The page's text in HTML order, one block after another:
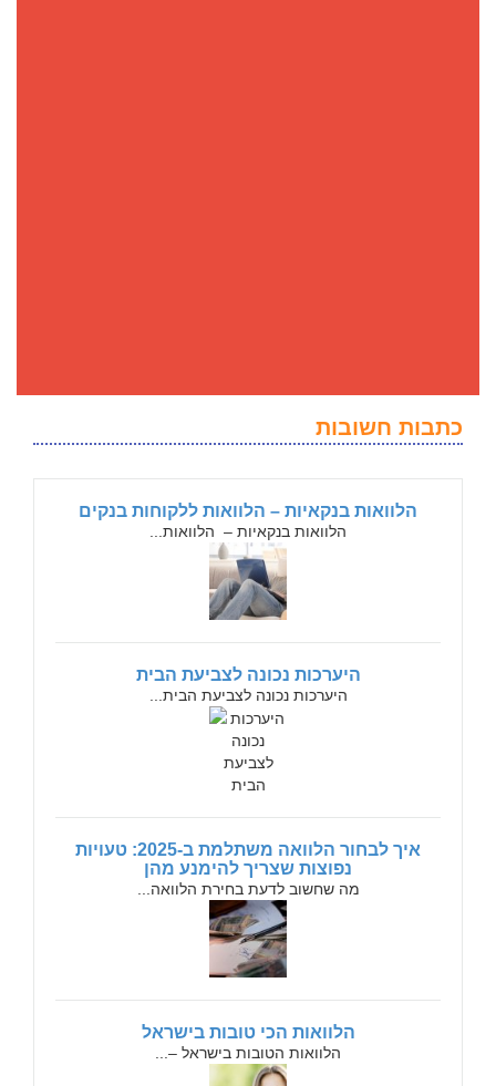
כתבות חשובות
הלוואות בנקאיות – הלוואות ללקוחות בנקים
הלוואות בנקאיות – הלוואות...
היערכות נכונה לצביעת הבית
היערכות נכונה לצביעת הבית...
איך לבחור הלוואה משתלמת ב-2025: טעויות
נפוצות שצריך להימנע מהן
מה שחשוב לדעת בחירת הלוואה...
הלוואות הכי טובות בישראל
הלוואות הטובות בישראל –...